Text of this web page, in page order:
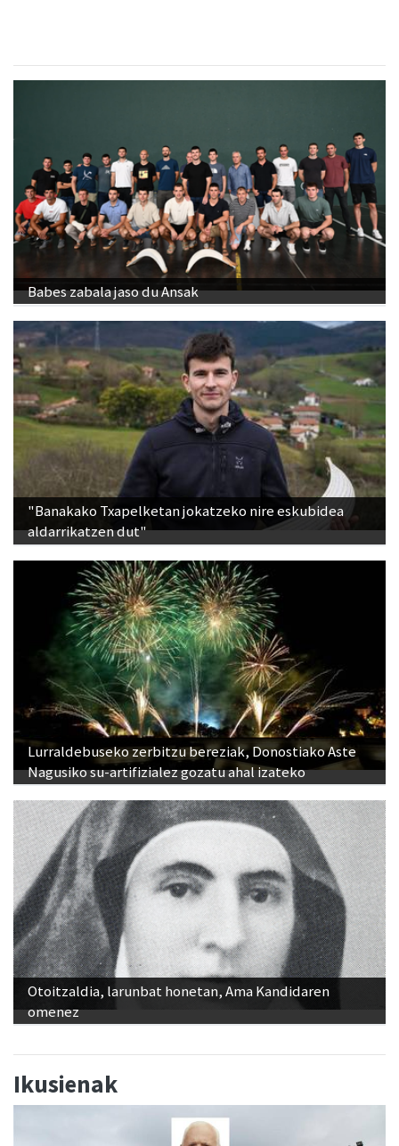
Babes zabala jaso du Ansak
"Banakako Txapelketan jokatzeko nire eskubidea
aldarrikatzen dut"
Lurraldebuseko zerbitzu bereziak, Donostiako Aste
Nagusiko su-artifizialez gozatu ahal izateko
Otoitzaldia, larunbat honetan, Ama Kandidaren
omenez
Ikusienak